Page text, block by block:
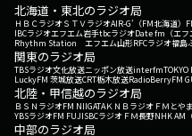
北海道・東北のラジオ局
ＨＢＣラジオＳＴＶラジオAIR-G'（FM北海道）
IBCラジオエフエム岩手tbcラジオDate fm（エフ
Rhythm Station エフエム山形RFCラジオ福島
関東のラジオ局
TBSラジオ文化放送ニッポン放送interfmTOKYO
LuckyFM 茨城放送CRT栃木放送RadioBerryFM
北陸・甲信越のラジオ局
ＢＳＮラジオFM NIIGATAＫＮＢラジオ ＦＭとやま
YBSラジオFM FUJISBCラジオ ＦＭ長野NHK AM
中部のラジオ局